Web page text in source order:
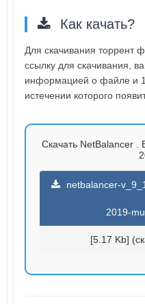
Как качать?
Для скачивания торрент
ссылку для скачивания,
информацией о файле и
истечении которого
Скачать NetBalancer .
netbalancer-
2019-
[5.17 Kb]